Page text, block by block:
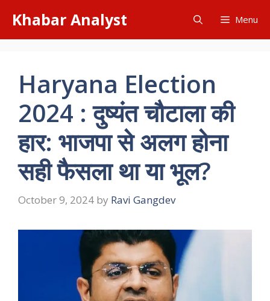
content
Khabar Analyst Menu
Haryana Election
2024 : दुष्यंत चौटाला की
हार: भाजपा से अलग होना
सही फैसला था या भूल?
October 9, 2024 by Ravi Gangdev